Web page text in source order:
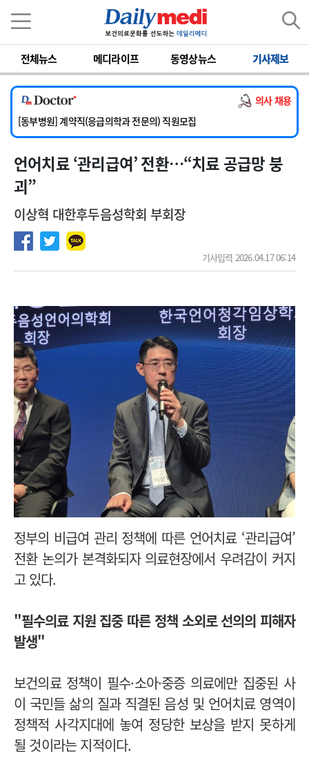
전체뉴스 메디라이프 동영상뉴스 기사제보
의사 채용
[서울아산병원] 2026년 하반기 인턴 모집
[영남대학교의료원] 마취통증의학과 임기제 임상의사 채용
[충남대학교병원] 소아청소년과(소아응급전담) 계약직 의사 공개채용
[동부병원] 계약직(응급의학과 전문의) 직원모집
[이대목동병원] 하반기 전공의(레지던트1년차) 모집
[서울아산병원] 2026년 하반기 인턴 모집
[영남대학교의료원] 마취통증의학과 임기제 임상의사 채용
언어치료 ‘관리급여’ 전환…“치료 공급망 붕
괴”
이상혁 대한후두음성학회 부회장
기사입력 2026.04.17 06:14
정부의 비급여 관리 정책에 따른 언어치료 ‘관리급여’
전환 논의가 본격화되자 의료현장에서 우려감이 커지
고 있다.
"필수의료 지원 집중 따른 정책 소외로 선의의 피해자
발생"
보건의료 정책이 필수·소아·중증 의료에만 집중된 사
이 국민들 삶의 질과 직결된 음성 및 언어치료 영역이
정책적 사각지대에 놓여 정당한 보상을 받지 못하게
될 것이라는 지적이다.